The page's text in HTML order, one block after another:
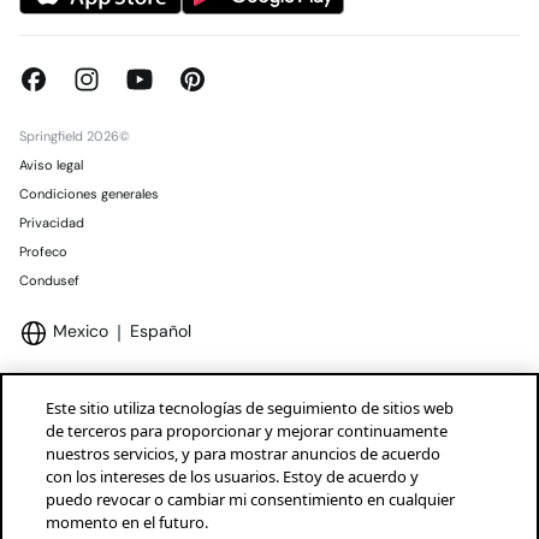
Springfield 2026©
Aviso legal
Condiciones generales
Privacidad
Profeco
Condusef
Mexico Español
Marcas Tendam
Este sitio utiliza tecnologías de seguimiento de sitios web
de terceros para proporcionar y mejorar continuamente
nuestros servicios, y para mostrar anuncios de acuerdo
con los intereses de los usuarios. Estoy de acuerdo y
puedo revocar o cambiar mi consentimiento en cualquier
momento en el futuro.